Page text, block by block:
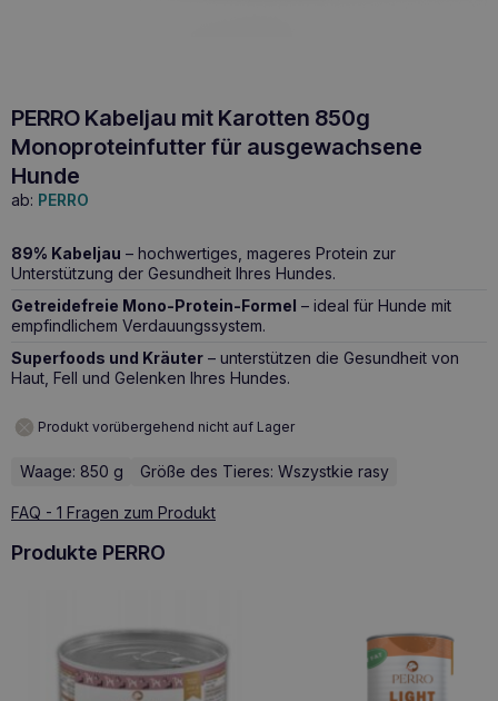
PERRO Kabeljau mit Karotten 850g
Monoproteinfutter für ausgewachsene
Hunde
ab: PERRO
89% Kabeljau – hochwertiges, mageres Protein zur
Unterstützung der Gesundheit Ihres Hundes.
Getreidefreie Mono-Protein-Formel – ideal für Hunde mit
empfindlichem Verdauungssystem.
Superfoods und Kräuter – unterstützen die Gesundheit von
Haut, Fell und Gelenken Ihres Hundes.
Produkt vorübergehend nicht auf Lager
Waage: 850 g Größe des Tieres: Wszystkie rasy
FAQ - 1 Fragen zum Produkt
Produkte PERRO